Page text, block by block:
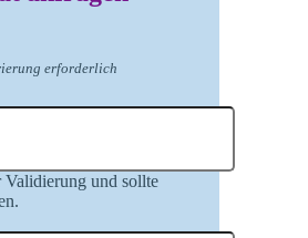
erforderlich
Validierung und sollte